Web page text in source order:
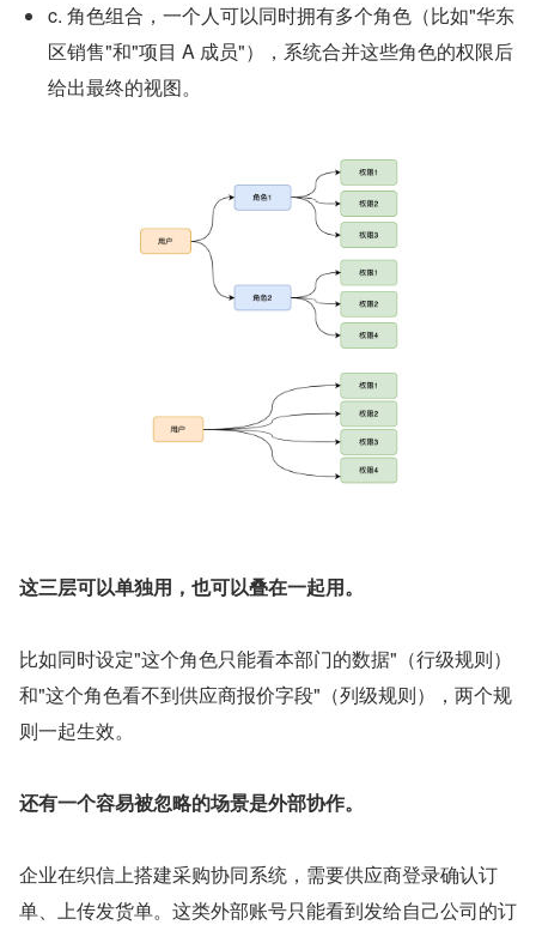
c. 角色组合，一个人可以同时拥有多个角色（比如"华东
区销售"和"项目 A 成员"），系统合并这些角色的权限后
给出最终的视图。
这三层可以单独用，也可以叠在一起用。
比如同时设定"这个角色只能看本部门的数据"（行级规则）
和"这个角色看不到供应商报价字段"（列级规则），两个规
则一起生效。
还有一个容易被忽略的场景是外部协作。
企业在织信上搭建采购协同系统，需要供应商登录确认订
单、上传发货单。这类外部账号只能看到发给自己公司的订